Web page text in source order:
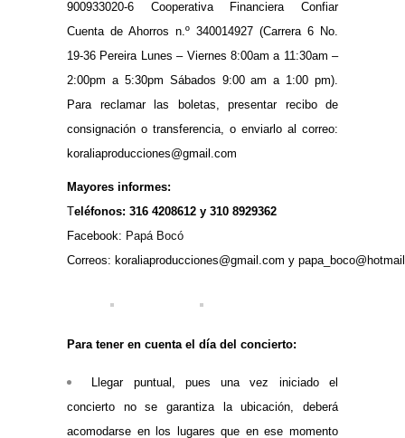
900933020-6 Cooperativa Financiera Confiar
Cuenta de Ahorros n.º 340014927 (Carrera 6 No.
19-36 Pereira Lunes – Viernes 8:00am a 11:30am –
2:00pm a 5:30pm Sábados 9:00 am a 1:00 pm).
Para reclamar las boletas, presentar recibo de
consignación o transferencia, o enviarlo al correo:
koraliaproducciones@gmail.com
Mayores informes:
Teléfonos: 316 4208612 y 310 8929362
Facebook: Papá Bocó
Correos: koraliaproducciones@gmail.com y
Para tener en cuenta el día del concierto:
Llegar puntual, pues una vez iniciado el
concierto no se garantiza la ubicación, deberá
acomodarse en los lugares que en ese momento